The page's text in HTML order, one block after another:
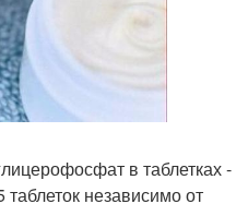
в таблетках -
независимо от